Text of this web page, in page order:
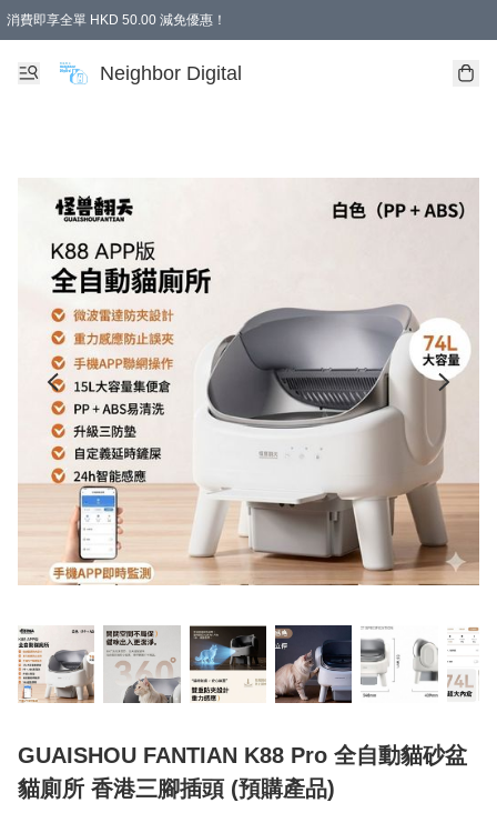
消費即享全單 HKD 50.00 減免優惠！
Neighbor Digital
GUAISHOU FANTIAN K88 Pro 全自動貓砂盆
貓廁所 香港三腳插頭 (預購產品)